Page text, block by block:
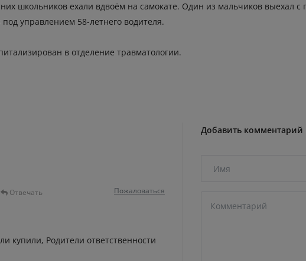
школьников ехали вдвоём на самокате. Один из мальчиков выехал
управлением 58-летнего водителя.
в отделение травматологии.
Отвечать Пожаловаться
купили, Родители ответственности
Добавить комментарий